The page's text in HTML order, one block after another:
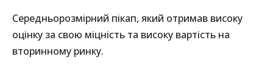
Середньорозмірний пікап, який отримав високу
оцінку за свою міцність та високу вартість на
вторинному ринку.